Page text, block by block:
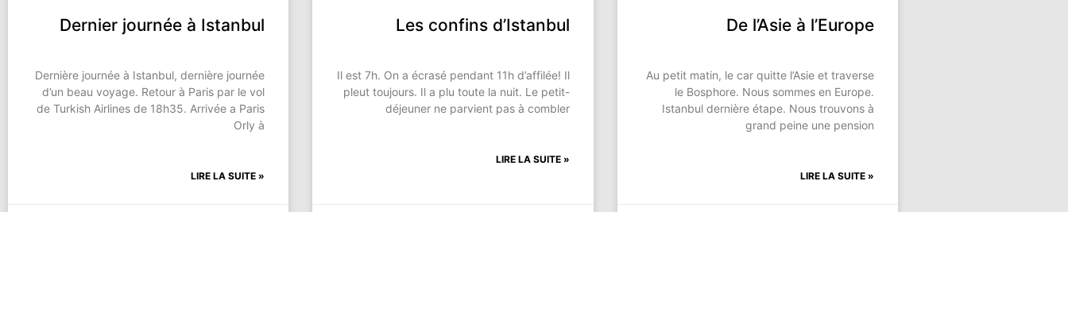
Dernier journée à Istanbul
Dernière journée à Istanbul, dernière journée
d’un beau voyage. Retour à Paris par le vol
de Turkish Airlines de 18h35. Arrivée a Paris
Orly à
LIRE LA SUITE »
Les confins d’Istanbul
Il est 7h. On a écrasé pendant 11h d’affilée! Il
pleut toujours. Il a plu toute la nuit. Le petit-
déjeuner ne parvient pas à combler
LIRE LA SUITE »
De l’Asie à l’Europe
Au petit matin, le car quitte l’Asie et traverse
le Bosphore. Nous sommes en Europe.
Istanbul dernière étape. Nous trouvons à
grand peine une pension
LIRE LA SUITE »